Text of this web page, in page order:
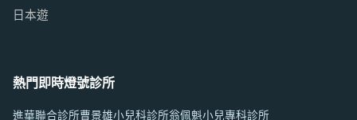
日本遊
熱門即時燈號診所
進華聯合診所曹景雄小兒科診所翁佩魁小兒專科診所